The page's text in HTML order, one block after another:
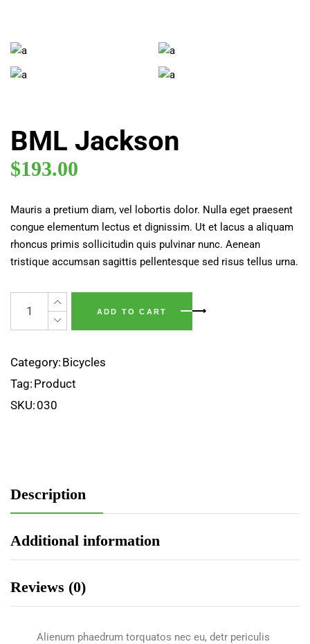
BML Jackson
$193.00
Mauris a pretium diam, vel lobortis dolor. Nulla eget praesent
congue elementum lectus et dignissim. Ut et lacus a aliquam
rhoncus primis sollicitudin quis pulvinar nunc. Aenean
tristique accumsan sagittis pellentesque sed risus tellus urna.
ADD TO CART
Category: Bicycles
Tag: Product
SKU: 030
Description
Additional information
Reviews (0)
Alienum phaedrum torquatos nec eu, detr periculis